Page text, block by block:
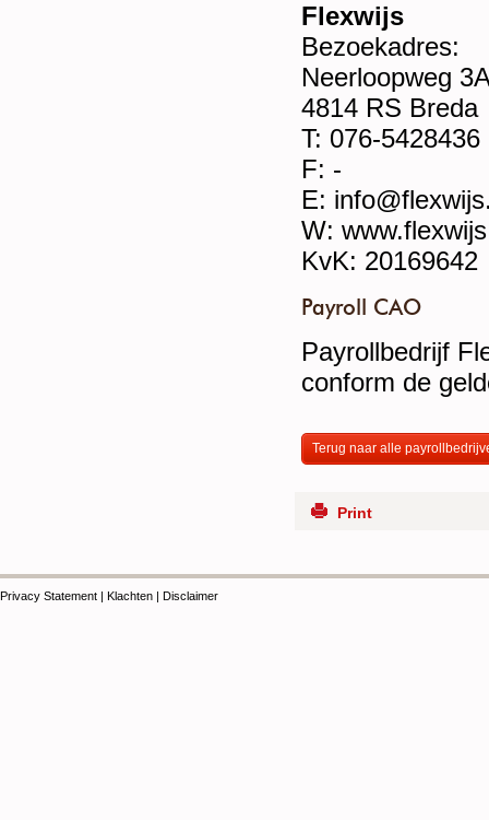
Flexwijs
Bezoekadres:
Neerloopweg
4814 RS Breda
T: 076-5428436
F: -
E:
W:
KvK: 20169642
Payroll CAO
Payrollbedrijf
conform de
Terug naar alle
Print
Privacy Statement | Klachten | Disclaimer